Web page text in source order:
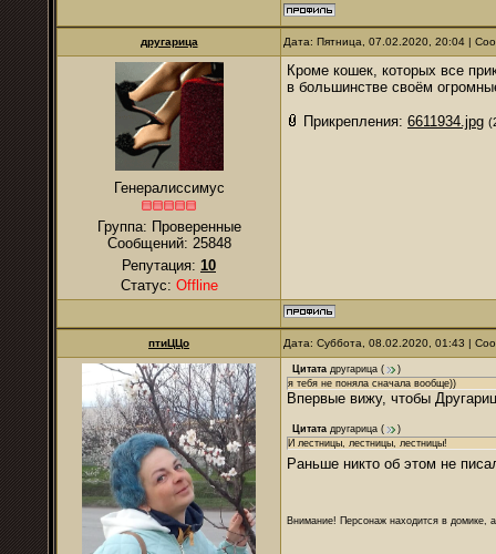
другарица Дата: Пятница, 07.02.2020, 20:04 |
Генералиссимус
Группа: Проверенные
Сообщений: 25848
Репутация: 10
Статус: Offline
Кроме кошек, которых все
в большинстве своём
Прикрепления: 6611934.jpg
птиЦЦо Дата: Суббота, 08.02.2020, 01:43 |
Цитата другарица (
)
я тебя не поняла сначала вообще))
Впервые вижу, чтобы
Цитата другарица (
)
И лестницы, лестницы, лестницы!
Раньше никто об этом не
Внимание! Персонаж находится в домике,